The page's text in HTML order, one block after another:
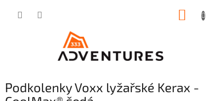
Podkolenky Voxx lyžařské Kerax -